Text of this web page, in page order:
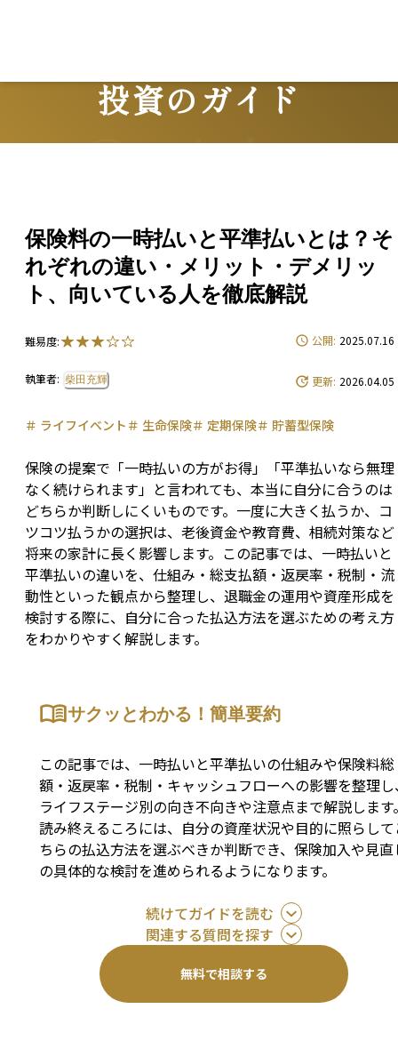
投資のガイド
Guide
保険料の一時払いと平準払いとは？そ
れぞれの違い・メリット・デメリッ
ト、向いている人を徹底解説
難易度:
執筆者: 柴田充輝
公開: 2025.07.16
更新: 2026.04.05
＃ ライフイベント ＃ 生命保険＃ 定期保険＃ 貯蓄型保険
保険の提案で「一時払いの方がお得」「平準払いなら無理
なく続けられます」と言われても、本当に自分に合うのは
どちらか判断しにくいものです。一度に大きく払うか、コ
ツコツ払うかの選択は、老後資金や教育費、相続対策など
将来の家計に長く影響します。この記事では、一時払いと
平準払いの違いを、仕組み・総支払額・返戻率・税制・流
動性といった観点から整理し、退職金の運用や資産形成を
検討する際に、自分に合った払込方法を選ぶための考え方
をわかりやすく解説します。
サクッとわかる！簡単要約
この記事では、一時払いと平準払いの仕組みや保険料総
額・返戻率・税制・キャッシュフローへの影響を整理
ライフステージ別の向き不向きや注意点まで解説します
読み終えるころには、自分の資産状況や目的に照らし
ちらの払込方法を選ぶべきか判断でき、保険加入や見直
の具体的な検討を進められるようになります。
続けてガイドを読む
関連する質問を探す
無料で相談する